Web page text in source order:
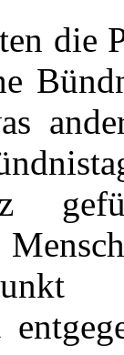
die